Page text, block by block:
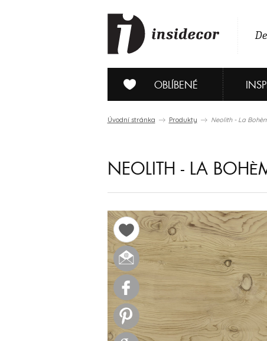
OBLÍBENÉ
Úvodní stránka Produkty Neolith - La
NEOLITH - LA